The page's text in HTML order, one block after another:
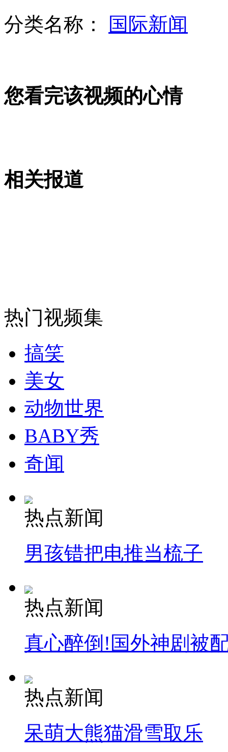
得州爆炸事件死伤人数报道不一
外交部：反对强权政治霸凌主义
外交部：有关国家言论片面不公正
安徽一实载49人客车翻车
走！跟着总书记去植树
消防员救轻生者 花炮节热闹非凡 减压"枕头大战"
纽约上演“枕头大战”
司机酒驾遇交警 急速倒车逃窜
分类名称：
国际新闻
您看完该视频的心情
相关报道
热门视频集
搞笑
美女
动物世界
BABY秀
奇闻
热点新闻
男孩错把电推当梳子
热点新闻
真心醉倒!国外神剧被
热点新闻
呆萌大熊猫滑雪取乐